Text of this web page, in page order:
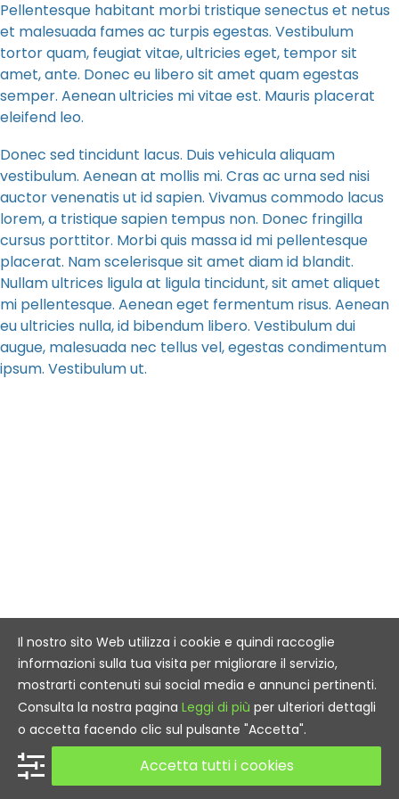
Pellentesque habitant morbi tristique senectus et netus
et malesuada fames ac turpis egestas. Vestibulum
tortor quam, feugiat vitae, ultricies eget, tempor sit
amet, ante. Donec eu libero sit amet quam egestas
semper. Aenean ultricies mi vitae est. Mauris placerat
eleifend leo.
Donec sed tincidunt lacus. Duis vehicula aliquam
vestibulum. Aenean at mollis mi. Cras ac urna sed nisi
auctor venenatis ut id sapien. Vivamus commodo lacus
lorem, a tristique sapien tempus non. Donec fringilla
cursus porttitor. Morbi quis massa id mi pellentesque
placerat. Nam scelerisque sit amet diam id blandit.
Nullam ultrices ligula at ligula tincidunt, sit amet aliquet
mi pellentesque. Aenean eget fermentum risus. Aenean
eu ultricies nulla, id bibendum libero. Vestibulum dui
augue, malesuada nec tellus vel, egestas condimentum
ipsum. Vestibulum ut.
Il nostro sito Web utilizza i cookie e quindi raccoglie
informazioni sulla tua visita per migliorare il servizio,
mostrarti contenuti sui social media e annunci pertinenti.
Consulta la nostra pagina Leggi di più per ulteriori dettagli
o accetta facendo clic sul pulsante "Accetta".
Accetta tutti i cookies